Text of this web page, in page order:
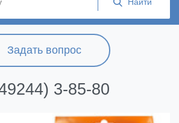
Задать вопрос
3-85-80